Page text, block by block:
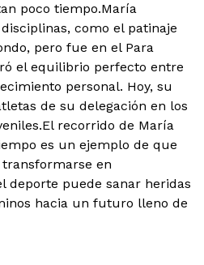
poco tiempo.María
como el patinaje
pero fue en el Para
el equilibrio perfecto entre
personal. Hoy, su
de su delegación en los
recorrido de María
es un ejemplo de que
en
deporte puede sanar heridas
hacia un futuro lleno de